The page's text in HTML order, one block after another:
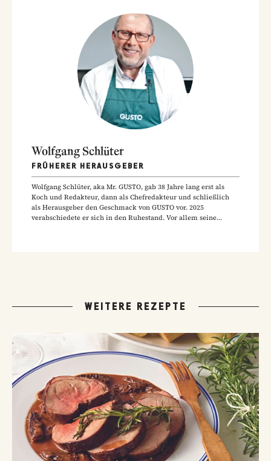
Wolfgang Schlüter
FRÜHERER HERAUSGEBER
Wolfgang Schlüter, aka Mr. GUSTO, gab 38 Jahre lang erst als
Koch und Redakteur, dann als Chefredakteur und schließlich
als Herausgeber den Geschmack von GUSTO vor. 2025
verabschiedete er sich in den Ruhestand. Vor allem seine
WEITERE REZEPTE